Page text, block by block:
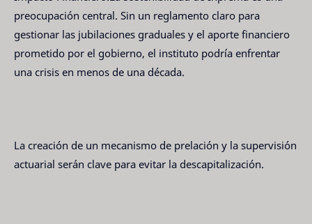
preocupación central. Sin un reglamento claro para
gestionar las jubilaciones graduales y el aporte financiero
prometido por el gobierno, el instituto podría enfrentar
una crisis en menos de una década.
La creación de un mecanismo de prelación y la supervisión
actuarial serán clave para evitar la descapitalización.